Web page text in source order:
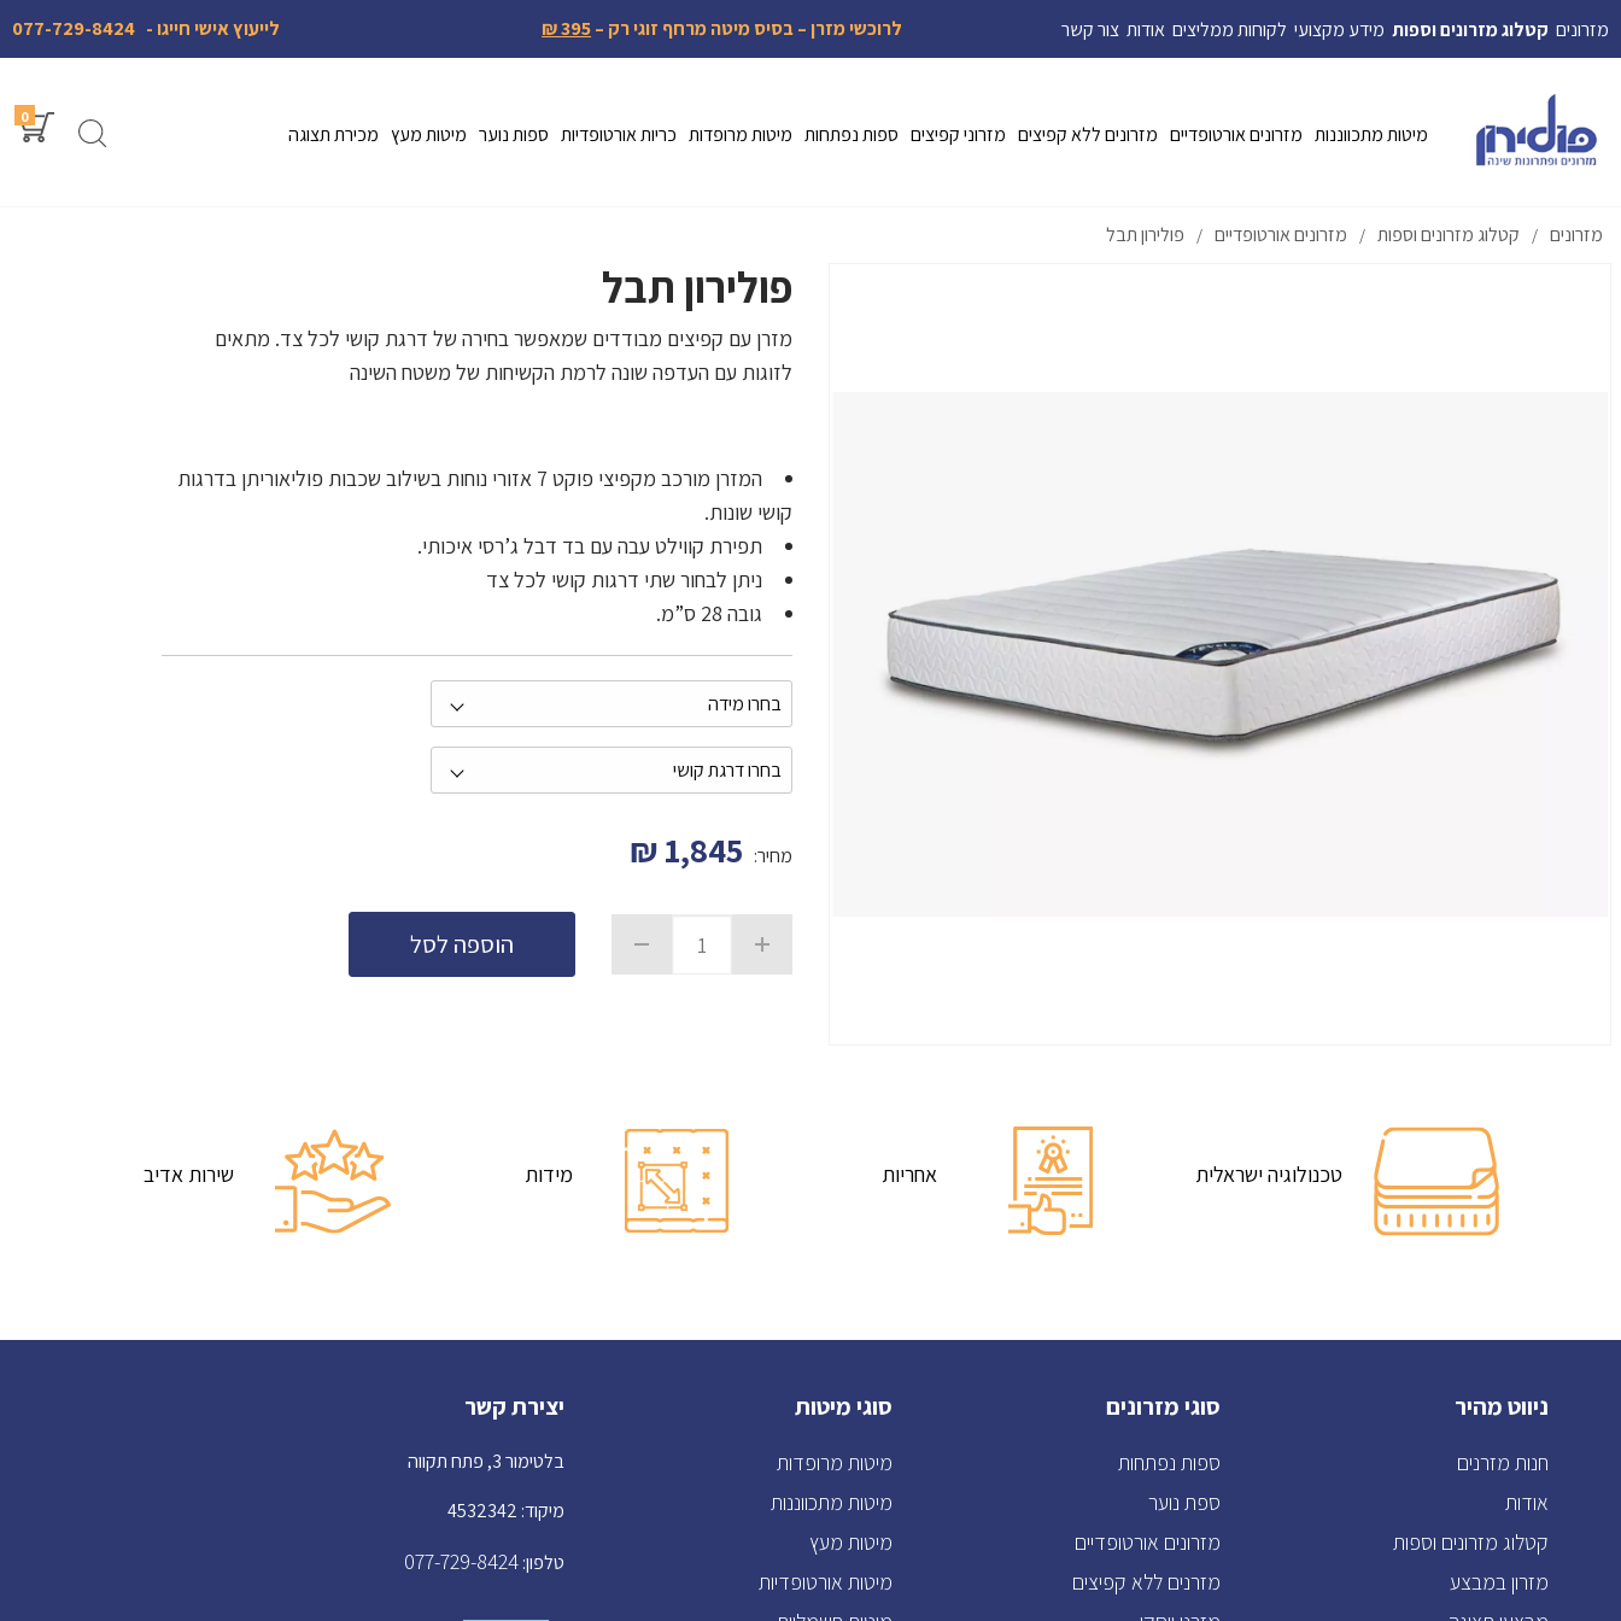
מזרונים קטלוג מזרונים וספות מידע מקצועי לקוחות ממליצים אודות צור קשר לרוכשי מזרן – בסיס מיטה מרחף זוגי רק –395 ₪ לייעוץ אישי חייגו - 077-729-8424
מיטות מתכווננות מזרונים אורטופדיים מזרונים ללא קפיצים מזרוני קפיצים ספות נפתחות מיטות מרופדות כריות אורטופדיות ספות נוער מיטות מעץ מכירת תצוגה
0
מזרונים / קטלוג מזרונים וספות / מזרונים אורטופדיים / פולירון תבל
פולירון תבל
מזרן עם קפיצים מבודדים שמאפשר בחירה של דרגת קושי לכל צד. מתאים
לזוגות עם העדפה שונה לרמת הקשיחות של משטח השינה
המזרן מורכב מקפיצי פוקט 7 אזורי נוחות בשילוב שכבות פוליאוריתן בדרגות
קושי שונות.
תפירת קווילט עבה עם בד דבל ג’רסי איכותי.
ניתן לבחור שתי דרגות קושי לכל צד
גובה 28 ס”מ.
מחיר: 1,845
₪
הוספה לסל
טכנולוגיה ישראלית אחריות מידות שירות אדיב
ניווט מהיר
חנות מזרנים
אודות
קטלוג מזרונים וספות
מזרון במבצע
סוגי מזרונים
ספות נפתחות
ספת נוער
מזרונים אורטופדיים
מזרנים ללא קפיצים
סוגי מיטות
מיטות מרופדות
מיטות מתכווננות
מיטות מעץ
מיטות אורטופדיות
יצירת קשר
בלטימור 3, פתח תקווה
מיקוד: 4532342
טלפון:077-729-8424